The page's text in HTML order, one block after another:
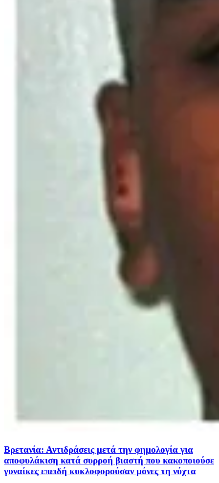
Βρετανία: Αντιδράσεις μετά την φημολογία για
αποφυλάκιση κατά συρροή βιαστή που κακοποιούσε
γυναίκες επειδή κυκλοφορούσαν μόνες τη νύχτα